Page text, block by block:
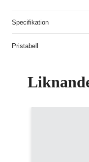
Specifikation
Pristabell